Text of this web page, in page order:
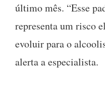
último mês. “Esse
representa um risco
evoluir para o
alerta a especialista.